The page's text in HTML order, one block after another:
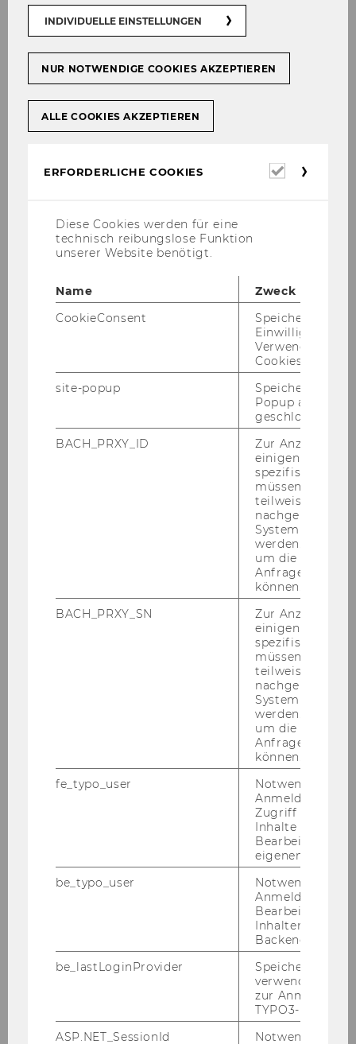
Galerie
INDIVIDUELLE EINSTELLUNGEN
NUR NOTWENDIGE COOKIES AKZEPTIEREN
ALLE COOKIES AKZEPTIEREN
ERFORDERLICHE COOKIES
Diese Cookies werden für eine
technisch reibungslose Funktion
unserer Website benötigt.
Name
Zweck
CookieConsent
Speichert Ihre
Einwilligung zur
Verwendung von
Cookies.
site-popup
Speichert ob ein
Popup
geschlossen
BACH_PRXY_ID
Zur Anzeige von
einigen WU-
spezifischen
müssen
teilweise von
nachgelagerten
System
werden.
um die Antwort
Anfrage
können.
BACH_PRXY_SN
Zur Anzeige von
einigen WU-
spezifischen
müssen
teilweise von
nachgelagerten
System
werden.
um die Antwort
Anfrage
können.
fe_typo_user
Notwendig für
Anmeldung und
Zugriff auf
Inhalte oder zur
Bearbeitung des
eigenen Profils.
be_typo_user
Notwendig für
Anmeldung und
Bearbeitung von
Inhalten im
Backend.
be_lastLoginProvider
Speichert die
verwendete
zur Anmeldung
TYPO3-Backend.
ASP.NET_SessionId
Notwendig, um